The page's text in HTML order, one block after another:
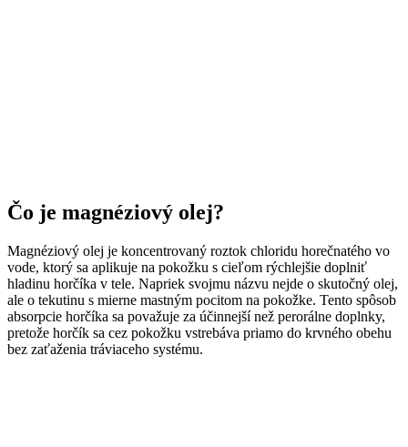
Čo je magnéziový olej?
Magnéziový olej je koncentrovaný roztok chloridu horečnatého vo
vode, ktorý sa aplikuje na pokožku s cieľom rýchlejšie doplniť
hladinu horčíka v tele. Napriek svojmu názvu nejde o skutočný olej,
ale o tekutinu s mierne mastným pocitom na pokožke. Tento spôsob
absorpcie horčíka sa považuje za účinnejší než perorálne doplnky,
pretože horčík sa cez pokožku vstrebáva priamo do krvného obehu
bez zaťaženia tráviaceho systému.